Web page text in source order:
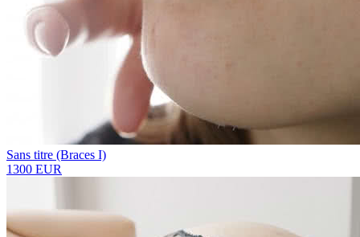
Sans titre (Braces I)
1300 EUR